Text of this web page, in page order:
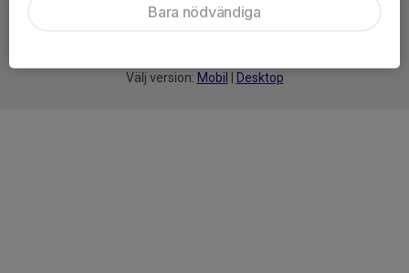
Välj version: Mobil Desktop
Bara nödvändiga